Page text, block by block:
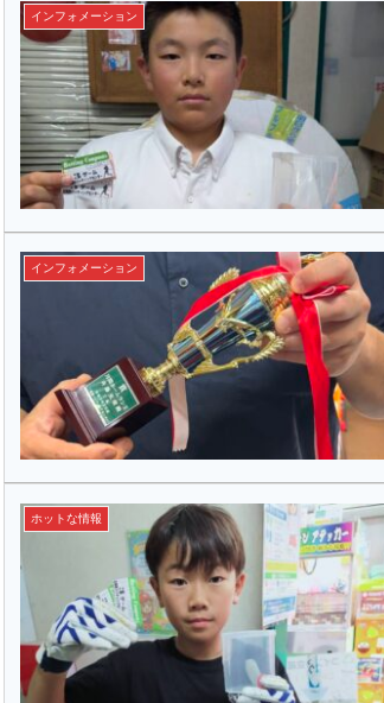
インフォメーション
インフォメーション
ホットな情報